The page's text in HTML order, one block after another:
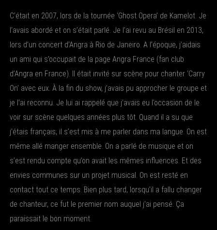
C’était en 2007, lors de la tournée ‘Ghost Opera’ de Kamelot. Je
l’avais abordé et on s’était parlé. Je l’ai revu au Brésil en 2013,
lors d’un concert d’Angra à Rio de Janeiro. A l’époque, j’aidais
un ami qui s’occupait de la page Angra France (fan club
d’Angra en France). Il était invité sur scène pour chanter ‘Carry
On’ avec eux. À la fin du show, j’avais pu approcher le groupe et
je l’ai reconnu. Je lui ai rappelé que j’avais eu l’occasion de le
voir sur scène quelques années plus tôt. Quand il a su que
j’étais français, il s’est mis à me parler dans ma langue. On est
même allé manger ensemble. On a parlé de musique et on
s’est rendu compte qu’on avait les mêmes influences. Et des
envies communes sur un projet musical. On est resté en
contact tout ce temps. Bien plus tard, lorsqu’il a fallu changer
de chanteur, ce fut le premier nom auquel j’ai pensé. Ça
paraissait le bon moment.